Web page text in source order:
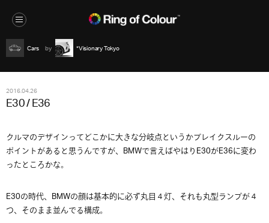
Cars *Visionary Tokyo
2016.04.26
E30 / E36
クルマのデザインってどこかに大きな分岐点というかブレイクスルーの
ポイントがあると思うんですが、BMWで言えばやはりE30がE36に変わ
ったところかな。
E30の時代、BMWの顔は基本的に必ず丸目４灯、それも丸型ランプが４
つ、そのまま並んでる構成。